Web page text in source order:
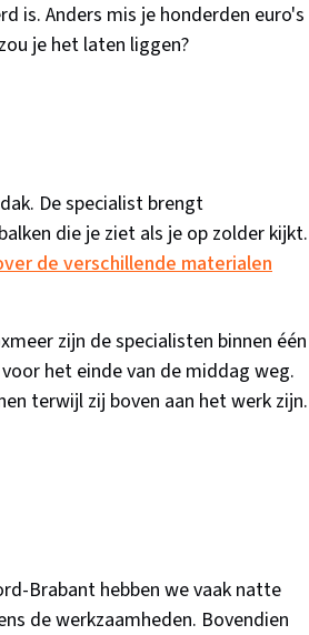
is. Anders mis je honderden euro's
je het laten liggen?
De specialist brengt
die je ziet als je op zolder kijkt.
de verschillende materialen
zijn de specialisten binnen één
het einde van de middag weg.
terwijl zij boven aan het werk zijn.
Brabant hebben we vaak natte
de werkzaamheden. Bovendien